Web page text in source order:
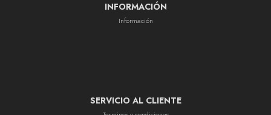
INFORMACIÓN
Información
SERVICIO AL CLIENTE